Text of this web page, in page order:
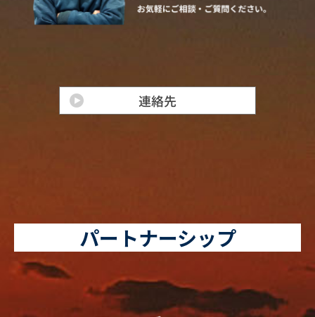
パートナーシップ